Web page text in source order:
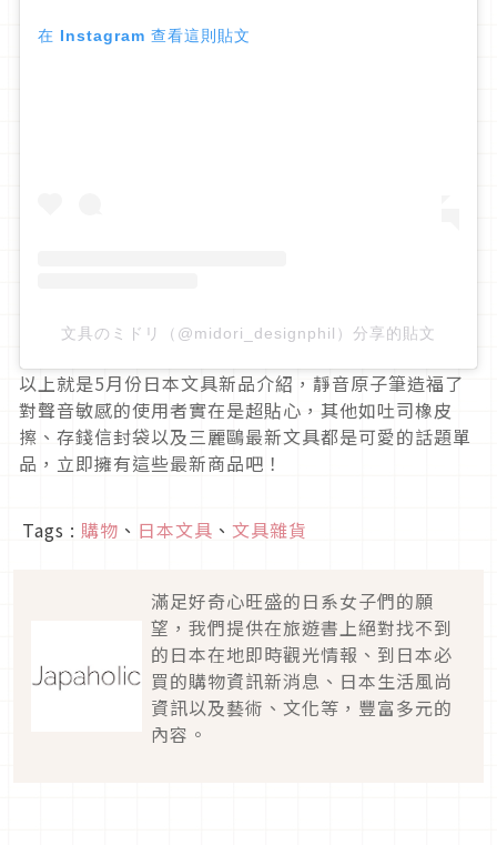
在 Instagram 查看這則貼文
文具のミドリ（@midori_designphil）分享的貼文
以上就是5月份日本文具新品介紹，靜音原子筆造福了
對聲音敏感的使用者實在是超貼心，其他如吐司橡皮
擦、存錢信封袋以及三麗鷗最新文具都是可愛的話題單
品，立即擁有這些最新商品吧！
Tags : 購物 、 日本文具 、 文具雜貨
滿足好奇心旺盛的日系女子們的願
望，我們提供在旅遊書上絕對找不到
的日本在地即時觀光情報、到日本必
買的購物資訊新消息、日本生活風尚
資訊以及藝術、文化等，豐富多元的
內容。